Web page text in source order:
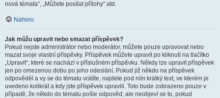
nová témata“, „Můžete posílat přílohy“ atd.
Nahoru
Jak můžu upravit nebo smazat příspěvek?
Pokud nejste administrátor nebo moderátor, můžete pouze upravovat nebo
mazat svoje vlastní příspěvky. Příspěvek můžete upravit po kliknutí na tlačítko
„Upravit“, které se nachází v příslušném příspěvku. Někdy lze upravit příspěvek
jen po omezenou dobu po jeho odeslání. Pokud již někdo na příspěvek
odpověděl a vy se do tématu vrátíte, najdete pod ním krátký text, ve kterém je
uvedeno kolikrát a kdy jste příspěvek upravili. Toto bude zobrazeno pouze v
případě, že někdo do tématu pošle odpověď, ale neobjeví se to, pokud